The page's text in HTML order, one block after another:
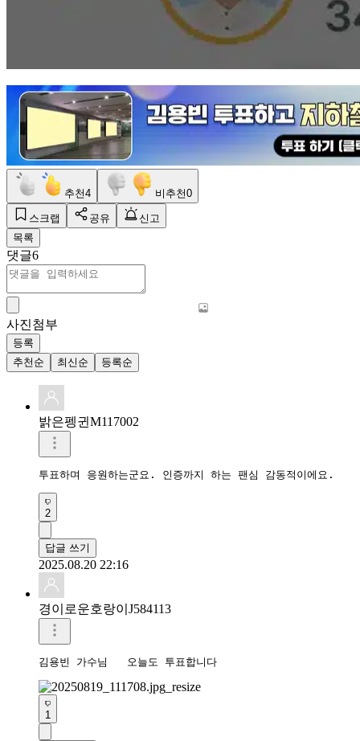
추천4 비추천0
스크랩 공유
신고
목록
댓글6
사진첨부
등록
추천순
최신순 등록순
밝은펭귄M117002
투표하며 응원하는군요. 인증까지 하는 팬심 감동적이에요.
2
답글 쓰기
2025.08.20 22:16
경이로운호랑이J584113
김용빈 가수님   오늘도 투표합니다
1